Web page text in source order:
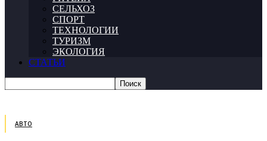
СЕЛЬХОЗ
СПОРТ
ТЕХНОЛОГИИ
ТУРИЗМ
ЭКОЛОГИЯ
СТАТЬИ
АВТО